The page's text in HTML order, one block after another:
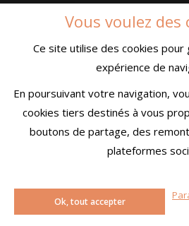
DEVENEZ
COMMUNIQUEZ UN
CONDITIONS
MENTIONS
© MokaMag
Créé avec passion par
Vous voulez des
Ce site utilise des cookies pour
expérience de
En poursuivant votre navigation,
cookies tiers destinés à vous
boutons de partage, des
plateformes
Ok, tout accepter